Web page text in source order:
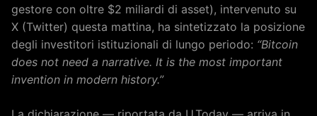
gestore con oltre $2 miliardi di asset), intervenuto su
X (Twitter) questa mattina, ha sintetizzato la posizione
degli investitori istituzionali di lungo periodo: “Bitcoin
does not need a narrative. It is the most important
invention in modern history.”